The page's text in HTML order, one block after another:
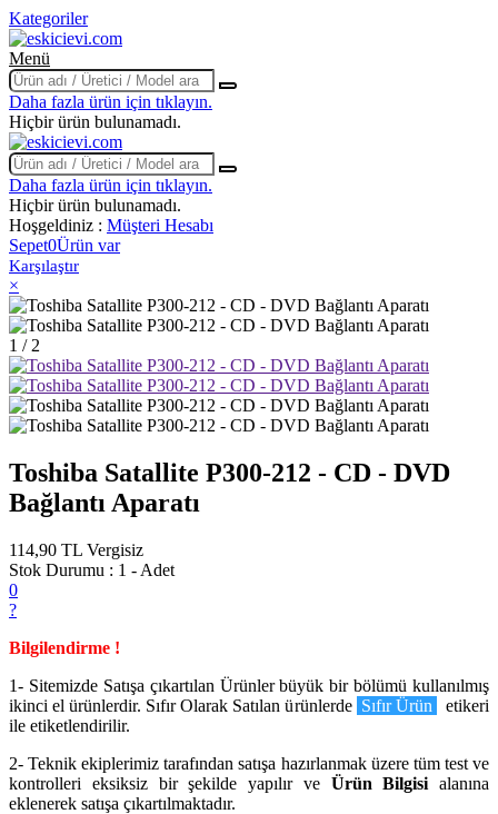
Kategoriler
Menü
Daha fazla ürün için tıklayın.
Hiçbir ürün bulunamadı.
Daha fazla ürün için tıklayın.
Hiçbir ürün bulunamadı.
Hoşgeldiniz : Müşteri Hesabı
Sepet0Ürün var
Karşılaştır
×
1 / 2
Toshiba Satallite P300-212 - CD - DVD
Bağlantı Aparatı
114,90 TL Vergisiz
Stok Durumu : 1 - Adet
0
?
Bilgilendirme !
1- Sitemizde Satışa çıkartılan Ürünler büyük bir bölümü kullanılmış
ikinci el ürünlerdir. Sıfır Olarak Satılan ürünlerde Sıfır Ürün
etikeri
ile etiketlendirilir.
2- Teknik ekiplerimiz tarafından satışa hazırlanmak üzere tüm test ve
kontrolleri eksiksiz bir şekilde yapılır ve Ürün Bilgisi alanına
eklenerek satışa çıkartılmaktadır.